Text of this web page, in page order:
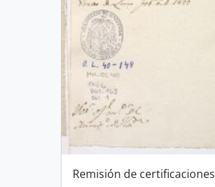
Remisión de certificaciones